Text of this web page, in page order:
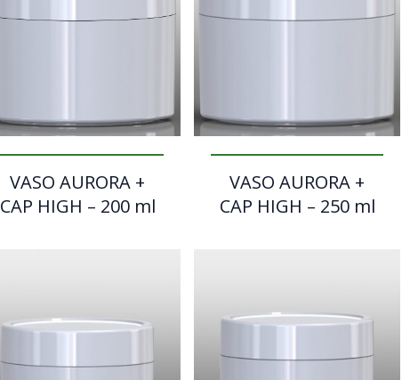
VASO AURORA +
CAP HIGH – 200 ml
VASO AURORA +
CAP HIGH – 250 ml